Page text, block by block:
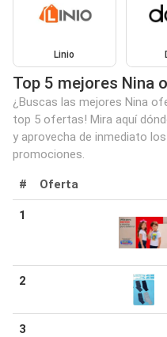
Linio
Top 5 mejores Nina
¿Buscas las mejores Nina
top 5 ofertas! Mira aquí
y aprovecha de inmediato
promociones.
# Oferta
1
2
3